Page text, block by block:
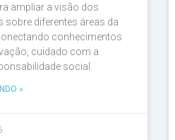
ampliar a visão dos
sobre diferentes áreas da
conhecimentos
cuidado com a
social.
»